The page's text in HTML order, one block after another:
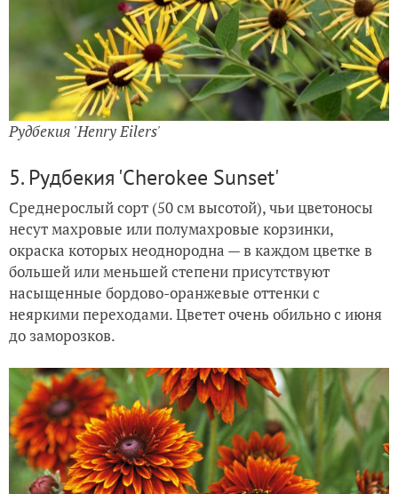
Рудбекия 'Henry Eilers'
5. Рудбекия 'Cherokee Sunset'
Среднерослый сорт (50 см высотой), чьи цветоносы
несут махровые или полумахровые корзинки,
окраска которых неоднородна — в каждом цветке в
большей или меньшей степени присутствуют
насыщенные бордово-оранжевые оттенки с
неяркими переходами. Цветет очень обильно с июня
до заморозков.